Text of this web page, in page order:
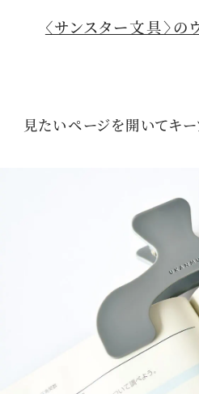
〈サンスター文具〉の
見たいページを開いてキー